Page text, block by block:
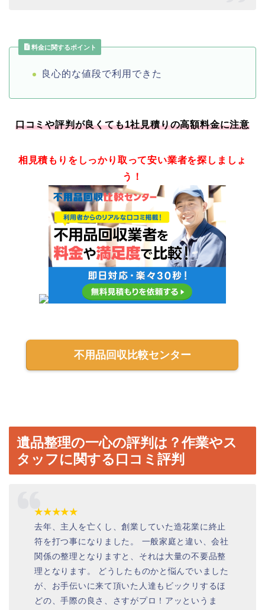
料金に関するポイント
良心的な値段で利用できた
口コミや評判が良くても1社見積りの高額料金に注意
相見積もりをしっかり取って安い業者を探しましょ
う！
不用品回収比較センター
遺品整理の一心の評判は？作業やス
タッフに関する口コミ評判
★★★★★
去年、主人を亡くし、創業していた造花業に終止
符を打つ事になりました。 一般家庭と違い、会社
関係の整理となりますと、それは大量の不要品整
理となります。 どうしたものかと悩んでいました
が、お手伝いに来て頂いた人達もビックリするほ
どの、手際の良さ、さすがプロ！アッというま